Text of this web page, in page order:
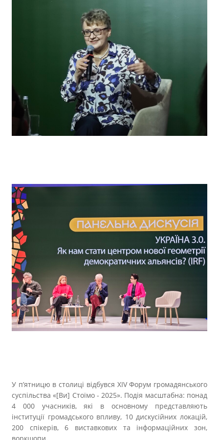
У п’ятницю в столиці відбувся XIV Форум громадянського
суспільства «[Ви] Стоїмо - 2025». Подія масштабна: понад
4 000 учасників, які в основному представляють
інституції громадського впливу, 10 дискусійних локацій,
200 спікерів, 6 виставкових та інформаційних зон,